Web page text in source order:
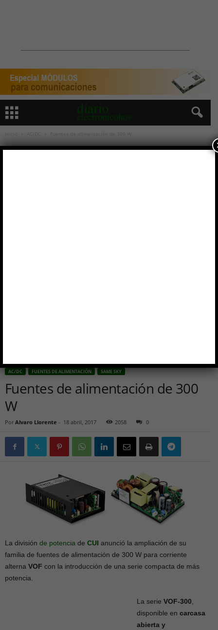
AC/DC Fuentes de alimentación de 300 W
AC/DC FUENTES DE ALIMENTACIÓN SAME SKY
Fuentes de alimentación de 300
W
Por Alvaro Llorente - 18 abril, 2017 2058 0
La división de potencia de CUI anunció la ampliación de su
familia de fuentes de alimentación de 300 W para corriente
alterna VOF con la introducción de una serie compacta de más
potencia.
La serie VOF-300
disponible en carcasa
abierta y